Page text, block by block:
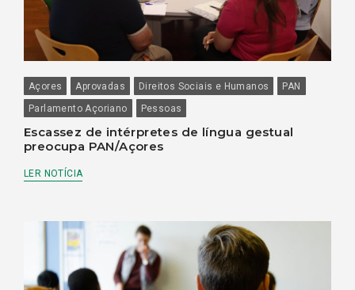
Açores Aprovadas Direitos Sociais e Humanos
PAN
Parlamento Açoriano
Pessoas
Escassez de intérpretes de língua gestual
preocupa PAN/Açores
LER NOTÍCIA